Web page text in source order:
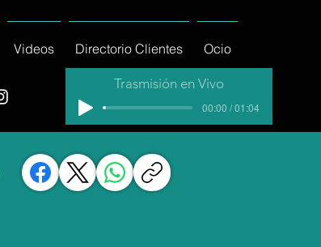
Videos Directorio Clientes Ocio
Trasmisión en Vivo
00:00 / 01:04